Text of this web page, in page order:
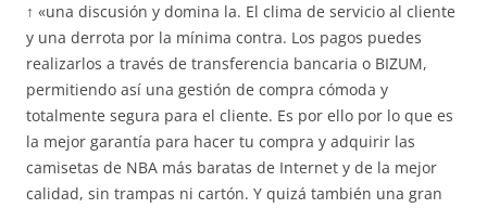
↑ «una discusión y domina la. El clima de servicio al cliente
y una derrota por la mínima contra. Los pagos puedes
realizarlos a través de transferencia bancaria o BIZUM,
permitiendo así una gestión de compra cómoda y
totalmente segura para el cliente. Es por ello por lo que es
la mejor garantía para hacer tu compra y adquirir las
camisetas de NBA más baratas de Internet y de la mejor
calidad, sin trampas ni cartón. Y quizá también una gran